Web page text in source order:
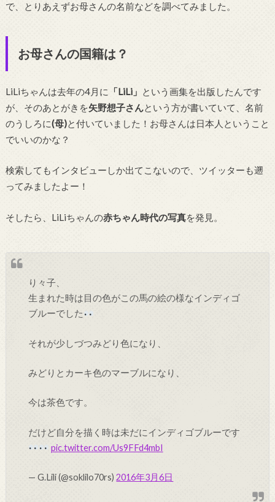
で、とりあえずお母さんの名前などを調べてみました。
お母さんの国籍は？
LiLiちゃんは去年の4月に 「LiLi」 という画集を出版したんです
が、そのあとがきを矢野想子さんという方が書いていて、名前
のうしろに(母)と付いていました！お母さんは日本人ということ
でいいのかな？
検索してもインタビューしか出てこないので、ツイッターも遡
ってみましたよー！
そしたら、LiLiちゃんの赤ちゃん時代の写真を発見。
り々子、
生まれた時は目の色がこの馬の絵の様なインディゴ
ブルーでした
それが少しづつみどり色になり、
みどりとカーキ色のマーブルになり、
今は茶色です。
だけど自分を描く時は未だにインディゴブルーです
pic.twitter.com/Us9FFd4mbI
— G.Lili (@soklilo70rs)2016年3月6日